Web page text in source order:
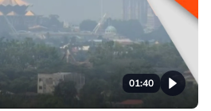
01:40